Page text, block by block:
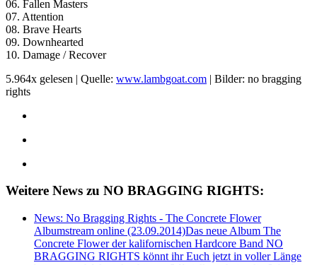
06. Fallen Masters
07. Attention
08. Brave Hearts
09. Downhearted
10. Damage / Recover
5.964x gelesen | Quelle: www.lambgoat.com | Bilder: no bragging
rights
Weitere News zu NO BRAGGING RIGHTS:
News: No Bragging Rights - The Concrete Flower
Albumstream online (23.09.2014)Das neue Album The
Concrete Flower der kalifornischen Hardcore Band NO
BRAGGING RIGHTS könnt ihr Euch jetzt in voller Länge